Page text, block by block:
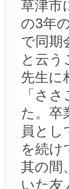
草津市
の3年
で同期
と云う
先生に
「さ
た。卒
員とし
を続け
其の間
いた友